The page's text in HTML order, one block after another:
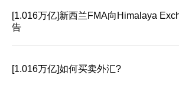
[1.016万亿]新西兰FMA向Himalaya
告
[1.016万亿]如何买卖外汇?